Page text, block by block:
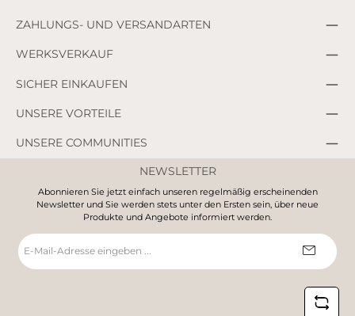
ZAHLUNGS- UND VERSANDARTEN
WERKSVERKAUF
SICHER EINKAUFEN
UNSERE COMMUNITIES
UNSERE VORTEILE
NEWSLETTER
Abonnieren Sie jetzt einfach unseren regelmäßig erscheinenden
Newsletter und Sie werden stets unter den Ersten sein, über neue
Produkte und Angebote informiert werden.
E-
Mail-
Adresse